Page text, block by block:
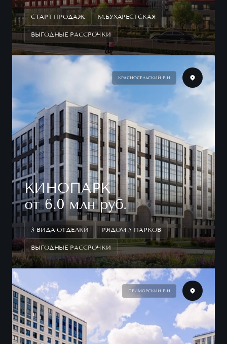
СТАРТ ПРОДАЖ М.БУХАРЕСТСКАЯ
ВЫГОДНЫЕ РАССРОЧКИ
КРАСНОСЕЛЬСКИЙ Р-Н
КИНОПАРК
от 6.0 млн руб.
3 ВИДА ОТДЕЛКИ РЯДОМ 5 ПАРКОВ
ВЫГОДНЫЕ РАССРОЧКИ
ПРИМОРСКИЙ Р-Н